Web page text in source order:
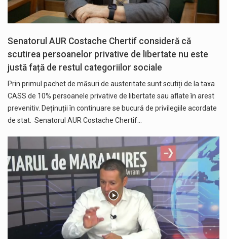
Senatorul AUR Costache Chertif consideră că
scutirea persoanelor privative de libertate nu este
justă față de restul categoriilor sociale
Prin primul pachet de măsuri de austeritate sunt scutiți de la taxa
CASS de 10% persoanele privative de libertate sau aflate în arest
prevenitiv. Deținuții în continuare se bucură de privilegiile acordate
de stat. Senatorul AUR Costache Chertif…